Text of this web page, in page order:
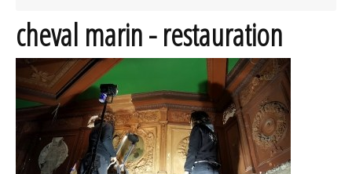
cheval marin - restauration